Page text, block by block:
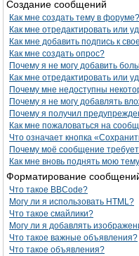
Создание сообщений
Как мне создать тему в форуме?
Как мне отредактировать или
Как мне добавить подпись к
Как мне создать опрос?
Почему я не могу добавить
Как мне отредактировать или
Почему мне недоступны
Почему я не могу добавлять
Почему я получил
Как мне пожаловаться на
Что означает кнопка
Почему моё сообщение
Как мне вновь поднять мою
Форматирование
Что такое BBCode?
Могу ли я использовать HTML?
Что такое смайлики?
Могу ли я добавлять
Что такое важные объявления?
Что такое объявления?